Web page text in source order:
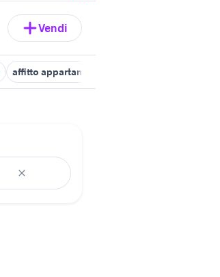
Vendi
affitto appartamenti gemelli Roma provincia